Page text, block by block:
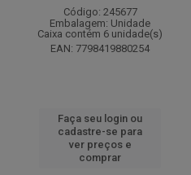
Código: 245677
Embalagem: Unidade
Caixa contém 6 unidade(s)
EAN: 7798419880254
Faça seu login ou
cadastre-se para
ver preços e
comprar